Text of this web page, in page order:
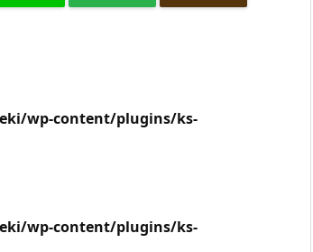
wp-content/plugins/ks-
wp-content/plugins/ks-